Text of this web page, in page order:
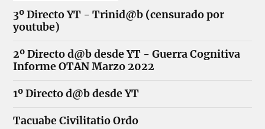
3º Directo YT - Trinid@b (censurado por
youtube)
2º Directo d@b desde YT - Guerra Cognitiva
Informe OTAN Marzo 2022
1º Directo d@b desde YT
Tacuabe Civilitatio Ordo